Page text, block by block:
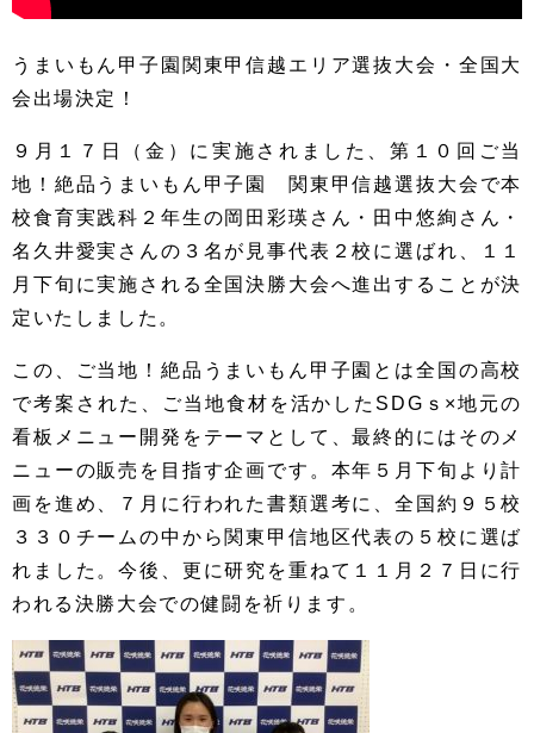
うまいもん甲子園関東甲信越エリア選抜大会・全国大
会出場決定！
９月１７日（金）に実施されました、第１０回ご当
地！絶品うまいもん甲子園 関東甲信越選抜大会で本
校食育実践科２年生の岡田彩瑛さん・田中悠絢さん・
名久井愛実さんの３名が見事代表２校に選ばれ、１１
月下旬に実施される全国決勝大会へ進出することが決
定いたしました。
この、ご当地！絶品うまいもん甲子園とは全国の高校
で考案された、ご当地食材を活かしたSDGｓ×地元の
看板メニュー開発をテーマとして、最終的にはそのメ
ニューの販売を目指す企画です。本年５月下旬より計
画を進め、７月に行われた書類選考に、全国約９５校
３３０チームの中から関東甲信地区代表の５校に選ば
れました。今後、更に研究を重ねて１１月２７日に行
われる決勝大会での健闘を祈ります。